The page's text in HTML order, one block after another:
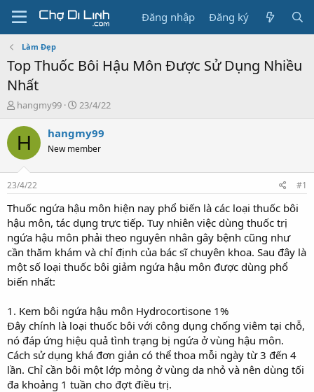
Đăng nhập Đăng ký
Làm Đẹp
Top Thuốc Bôi Hậu Môn Được Sử Dụng Nhiều
Nhất
T
r
e
a
s
t
a
r
t
e
r
hangmy99
N
à
g
23/4/22
H hangmy99
New member
23/4/22 #1
Thuốc ngứa hậu môn hiện nay phổ biến là các loại thuốc bôi
hậu môn, tác dụng trực tiếp. Tuy nhiên việc dùng thuốc trị
ngứa hậu môn phải theo nguyên nhân gây bệnh cũng như
cần thăm khám và chỉ định của bác sĩ chuyên khoa. Sau đây là
một số loại thuốc bôi giảm ngứa hậu môn được dùng phổ
biến nhất:
1. Kem bôi ngứa hậu môn Hydrocortisone 1%
Đây chính là loại thuốc bôi với công dụng chống viêm tại chỗ,
nó đáp ứng hiệu quả tình trạng bị ngứa ở vùng hậu môn.
Cách sử dụng khá đơn giản có thể thoa mỗi ngày từ 3 đến 4
lần. Chỉ cần bôi một lớp mỏng ở vùng da nhỏ và nên dùng tối
đa khoảng 1 tuần cho đợt điều trị.